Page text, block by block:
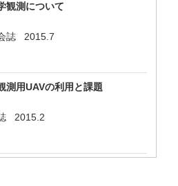
観測について
誌 2015.7
測用UAVの利用と課題
2015.2